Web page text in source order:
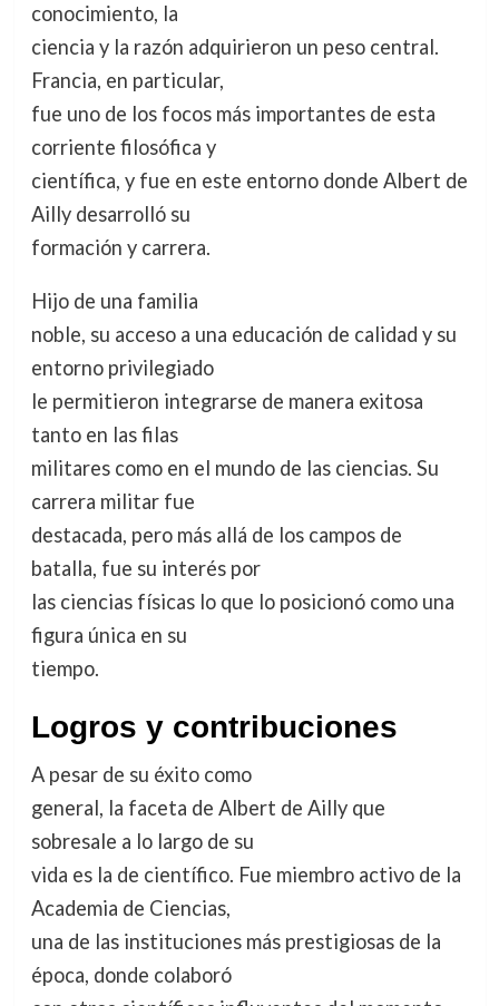
conocimiento, la
ciencia y la razón adquirieron un peso central.
Francia, en particular,
fue uno de los focos más importantes de esta
corriente filosófica y
científica, y fue en este entorno donde Albert de
Ailly desarrolló su
formación y carrera.
Hijo de una familia
noble, su acceso a una educación de calidad y su
entorno privilegiado
le permitieron integrarse de manera exitosa
tanto en las filas
militares como en el mundo de las ciencias. Su
carrera militar fue
destacada, pero más allá de los campos de
batalla, fue su interés por
las ciencias físicas lo que lo posicionó como una
figura única en su
tiempo.
Logros y contribuciones
A pesar de su éxito como
general, la faceta de Albert de Ailly que
sobresale a lo largo de su
vida es la de científico. Fue miembro activo de la
Academia de Ciencias,
una de las instituciones más prestigiosas de la
época, donde colaboró